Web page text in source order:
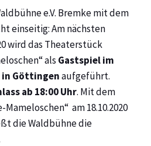
e.V. Bremke mit dem
einseitig: Am nächsten
wird das Theaterstück
als Gastspiel im
Göttingenaufgeführt.
ab 18:00 Uhr. Mit dem
am 18.10.2020
die Waldbühne die